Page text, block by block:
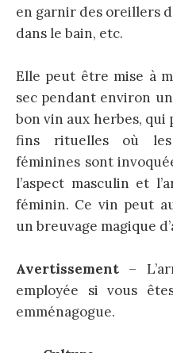
en garnir des oreillers
dans le bain, etc.
Elle peut être mise à
sec pendant environ
bon vin aux herbes, qui
fins rituelles où
féminines sont
l’aspect masculin et
féminin. Ce vin peut
un breuvage magique
Avertissement –
employée si vous
emménagogue.